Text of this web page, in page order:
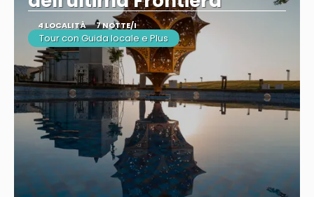
4 LOCALITÀ 7 NOTTE/I
Tour con Guida locale e Plus